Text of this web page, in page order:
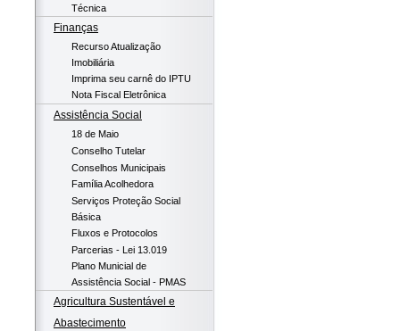
Técnica
Finanças
Recurso Atualização
Imobiliária
Imprima seu carnê do IPTU
Nota Fiscal Eletrônica
Assistência Social
18 de Maio
Conselho Tutelar
Conselhos Municipais
Família Acolhedora
Serviços Proteção Social
Básica
Fluxos e Protocolos
Parcerias - Lei 13.019
Plano Municial de
Assistência Social - PMAS
Agricultura Sustentável e
Abastecimento